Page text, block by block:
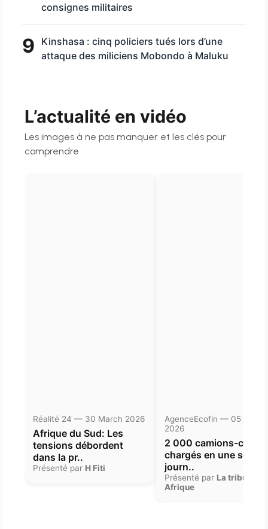
consignes militaires
9
Kinshasa : cinq policiers tués lors d’une
attaque des miliciens Mobondo à Maluku
L’actualité en vidéo
Les images à ne pas manquer et les clés pour
comprendre
Réalité 24 — 30 March 2026
Afrique du Sud: Les
tensions débordent
dans la pr..
Présenté par H Fiti
AgenceEcofin — 05
2026
2 000 camions-
chargés en une seule
journ..
Présenté par La tribune
Afrique